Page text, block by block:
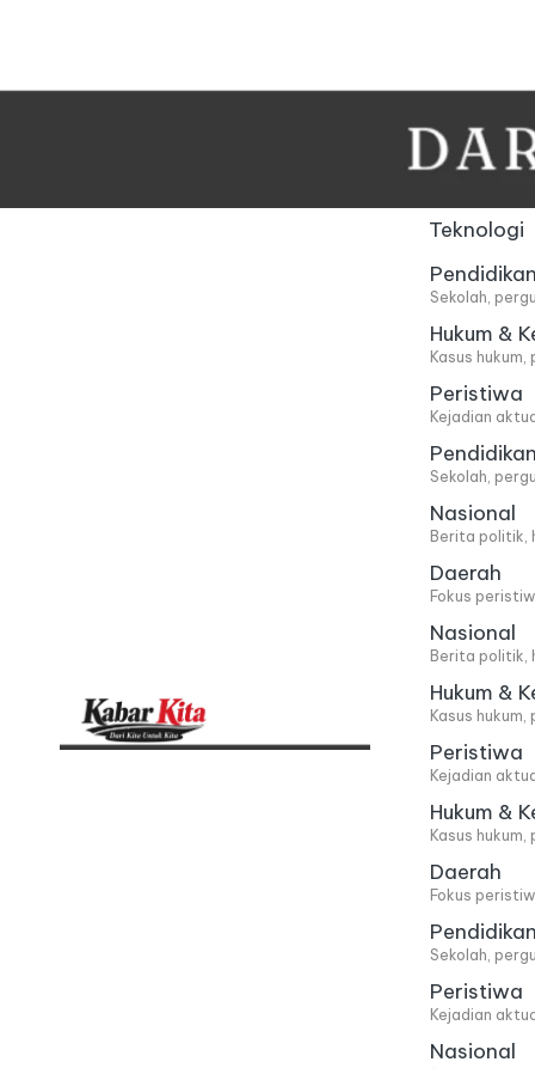
to
Teknologi
Pendidikan
Sekolah,
Hukum &
Kasus
Peristiwa
Kejadian
Pendidikan
Sekolah,
Nasional
Berita politik,
Daerah
Fokus
Nasional
Berita politik,
Hukum &
Kasus
Peristiwa
Kejadian
Hukum &
Kasus
Daerah
Fokus
Pendidikan
Sekolah,
Peristiwa
Kejadian
Nasional